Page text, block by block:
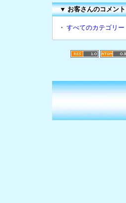
▼お客さんのコメント
・ すべてのカテゴリー